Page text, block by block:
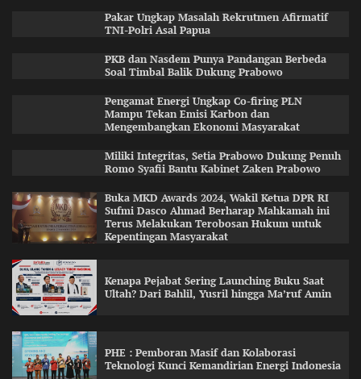
Pakar Ungkap Masalah Rekrutmen Afirmatif
TNI-Polri Asal Papua
PKB dan Nasdem Punya Pandangan Berbeda
Soal Timbal Balik Dukung Prabowo
Pengamat Energi Ungkap Co-firing PLN
Mampu Tekan Emisi Karbon dan
Mengembangkan Ekonomi Masyarakat
Miliki Integritas, Setia Prabowo Dukung Penuh
Romo Syafii Bantu Kabinet Zaken Prabowo
Buka MKD Awards 2024, Wakil Ketua DPR RI
Sufmi Dasco Ahmad Berharap Mahkamah ini
Terus Melakukan Terobosan Hukum untuk
Kepentingan Masyarakat
Kenapa Pejabat Sering Launching Buku Saat
Ultah? Dari Bahlil, Yusril hingga Ma’ruf Amin
PHE : Pemboran Masif dan Kolaborasi
Teknologi Kunci Kemandirian Energi Indonesia